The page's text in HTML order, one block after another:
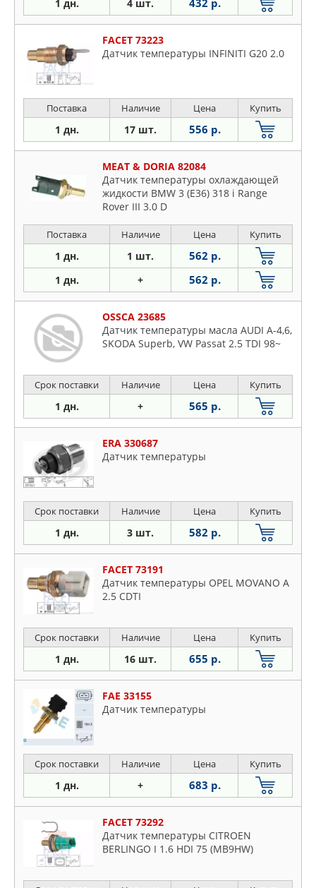
1 дн. 4 шт. 432 р.
FACET 73223
Датчик температуры INFINITI G20 2.0
Поставка Наличие Цена Купить
1 дн. 17 шт. 556 р.
MEAT & DORIA 82084
Датчик температуры охлаждающей
жидкости BMW 3 (E36) 318 i Range
Rover III 3.0 D
Поставка Наличие Цена Купить
1 дн. 1 шт. 562 р.
1 дн. + 562 р.
OSSCA 23685
Датчик температуры масла AUDI A-4,6,
SKODA Superb, VW Passat 2.5 TDI 98~
Срок поставки Наличие Цена Купить
1 дн. + 565 р.
ERA 330687
Датчик температуры
Срок поставки Наличие Цена Купить
1 дн. 3 шт. 582 р.
FACET 73191
Датчик температуры OPEL MOVANO A
2.5 CDTI
Срок поставки Наличие Цена Купить
1 дн. 16 шт. 655 р.
FAE 33155
Датчик температуры
Срок поставки Наличие Цена Купить
1 дн. + 683 р.
FACET 73292
Датчик температуры CITROEN
BERLINGO I 1.6 HDI 75 (MB9HW)